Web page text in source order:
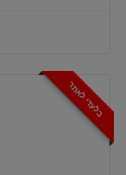
בלעדי לאתר